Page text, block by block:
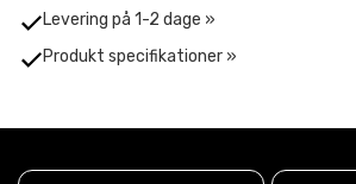
Levering på 1-2 dage »
Produkt specifikationer »